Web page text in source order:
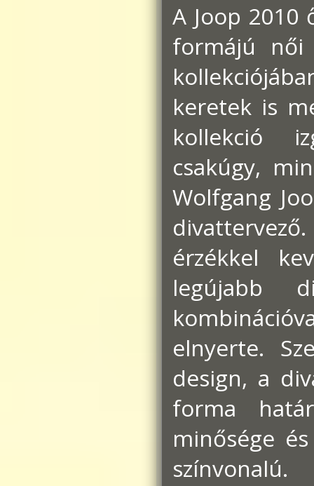
A Joop 2010
formájú női
keretek is
kollekció
csakúgy,
Wolfgang
érzékkel
legújabb
elnyerte.
design, a
forma
minősége
színvonalú.